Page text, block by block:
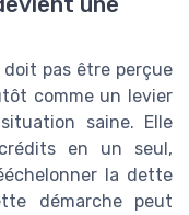
doit pas être perçue
comme un levier
saine. Elle
en un seul,
la dette
démarche peut